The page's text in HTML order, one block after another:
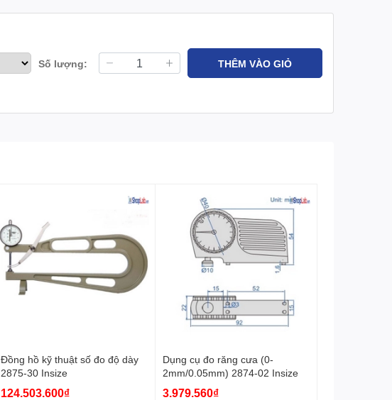
Số lượng: THÊM VÀO GIỎ
Đồng hồ kỹ thuật số đo độ dày
2875-30 Insize
124.503.600₫
Dụng cụ đo răng cưa (0-
2mm/0.05mm) 2874-02 Insize
3.979.560₫